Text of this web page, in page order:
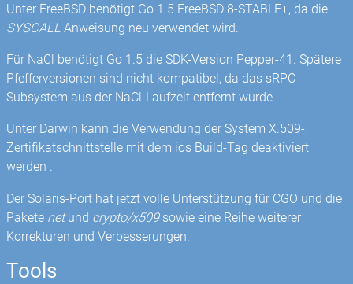
Unter FreeBSD benötigt Go 1.5 FreeBSD 8-STABLE+, da die
SYSCALL Anweisung neu verwendet wird.
Für NaCl benötigt Go 1.5 die SDK-Version Pepper-41. Spätere
Pfefferversionen sind nicht kompatibel, da das sRPC-
Subsystem aus der NaCl-Laufzeit entfernt wurde.
Unter Darwin kann die Verwendung der System X.509-
Zertifikatschnittstelle mit dem ios Build-Tag deaktiviert
werden .
Der Solaris-Port hat jetzt volle Unterstützung für CGO und die
Pakete netund crypto/x509sowie eine Reihe weiterer
Korrekturen und Verbesserungen.
Tools